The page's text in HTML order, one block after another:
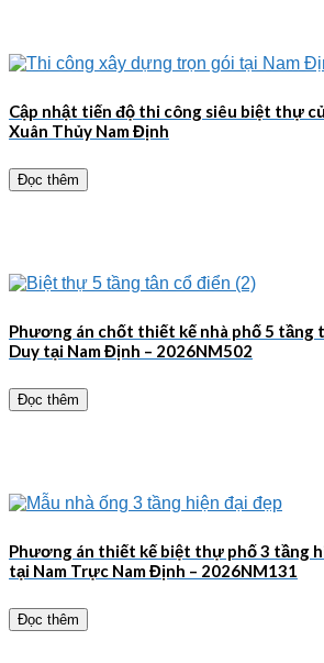
Cập nhật tiến độ thi công siêu biệt thự
Xuân Thủy Nam Định
Đọc thêm
Phương án chốt thiết kế nhà phố 5 tầng
Duy tại Nam Định – 2026NM502
Đọc thêm
Phương án thiết kế biệt thự phố 3 tầng
tại Nam Trực Nam Định – 2026NM131
Đọc thêm